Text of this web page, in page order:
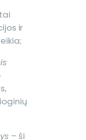
ir
– ši